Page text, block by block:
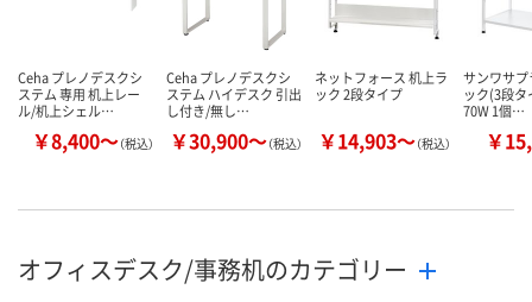
カゴへ
数量
カゴへ
数量
カ
Ceha プレノデスクシ
ステム 専用 机上レー
ル/机上シェル…
￥8,400～（税込）
Ceha プレノデスクシ
ステム ハイデスク 引出
し付き/無し…
￥30,900～（税込）
ネットフォース 机上ラ
ック 2段タイプ
￥14,903～（税込）
サンワサ
ック(3段タ
70W 1個…
￥
オフィスデスク/事務机のカテゴリー